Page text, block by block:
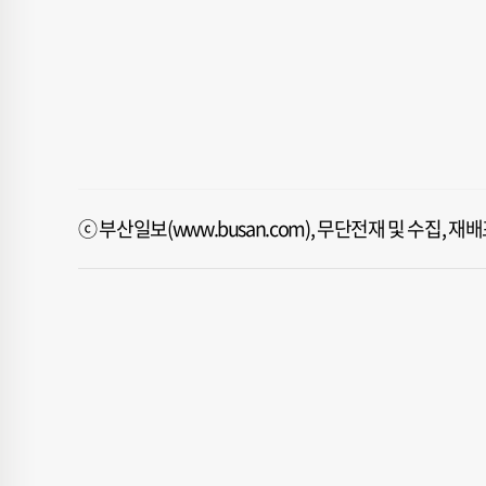
ⓒ 부산일보(www.busan.com), 무단전재 및 수집, 재